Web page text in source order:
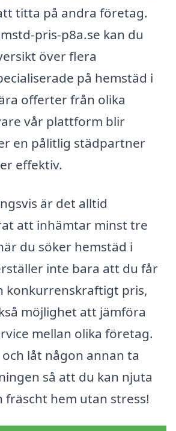
titta på andra företag.
pris-p8a.se kan du
över flera
på hemstäd i
offerter från olika
vår plattform blir
en pålitlig städpartner
effektiv.
är det alltid
att inhämtar minst tre
du söker hemstäd i
inte bara att du får
konkurrenskraftigt pris,
möjlighet att jämföra
mellan olika företag.
låt någon annan ta
så att du kan njuta
fräscht hem utan stress!